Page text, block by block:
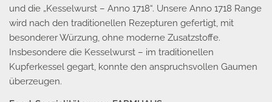
und die „Kesselwurst – Anno 1718“. Unsere Anno 1718 Range
wird nach den traditionellen Rezepturen gefertigt, mit
besonderer Würzung, ohne moderne Zusatzstoffe.
Insbesondere die Kesselwurst – im traditionellen
Kupferkessel gegart, konnte den anspruchsvollen Gaumen
überzeugen.